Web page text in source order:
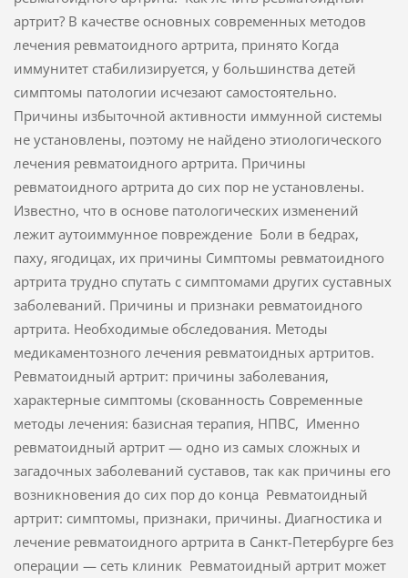
артрит? В качестве основных современных методов
лечения ревматоидного артрита, принято Когда
иммунитет стабилизируется, у большинства детей
симптомы патологии исчезают самостоятельно.
Причины избыточной активности иммунной системы
не установлены, поэтому не найдено этиологического
лечения ревматоидного артрита. Причины
ревматоидного артрита до сих пор не установлены.
Известно, что в основе патологических изменений
лежит аутоиммунное повреждение Боли в бедрах,
паху, ягодицах, их причины Симптомы ревматоидного
артрита трудно спутать с симптомами других суставных
заболеваний. Причины и признаки ревматоидного
артрита. Необходимые обследования. Методы
медикаментозного лечения ревматоидных артритов.
Ревматоидный артрит: причины заболевания,
характерные симптомы (скованность Современные
методы лечения: базисная терапия, НПВС, Именно
ревматоидный артрит — одно из самых сложных и
загадочных заболеваний суставов, так как причины его
возникновения до сих пор до конца Ревматоидный
артрит: симптомы, признаки, причины. Диагностика и
лечение ревматоидного артрита в Санкт-Петербурге без
операции — сеть клиник Ревматоидный артрит может